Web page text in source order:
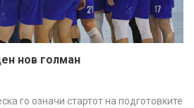
нов голман
го означи стартот на подготовките